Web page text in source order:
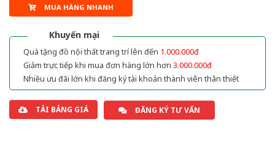
MUA HÀNG NHANH
Khuyến mại
Quà tặng đồ nội thất trang trí lên đến 1.000.000đ
Giảm trực tiếp khi mua đơn hàng lớn hơn 3.000.000đ
Nhiều ưu đãi lớn khi đăng ký tài khoản thành viên thân thiết
TẢI BẢNG GIÁ ĐĂNG KÝ TƯ VẤN